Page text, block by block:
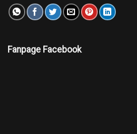
Fanpage Facebook